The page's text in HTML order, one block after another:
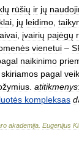
rūšių ir jų
jų leidimo
įvairių pajėgų
vienetui –
naikinimo
skiriamos pagal
atitikmenys:
kompleksas
akademija Eugenijus